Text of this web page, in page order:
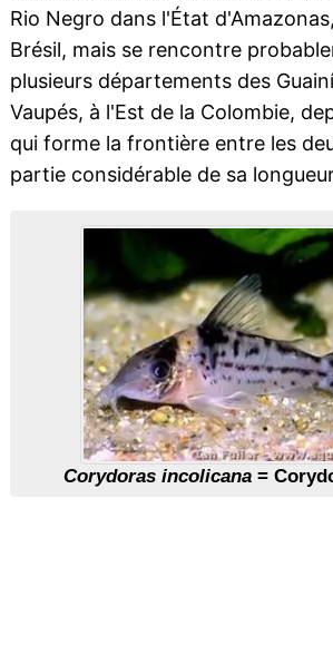
Rio Negro dans l'État
Brésil, mais se rencontre
plusieurs départements des
Vaupés, à l'Est de la Colombie,
qui forme la frontière entre les
partie considérable de sa
Corydoras incolicana =